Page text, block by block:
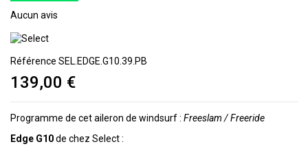
Aucun avis
Référence SEL.EDGE.G10.39.PB
139,00 €
Programme de cet aileron de windsurf : Freeslam / Freeride
Edge G10de chez Select :